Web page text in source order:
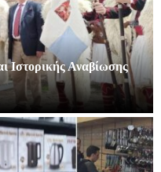
Ιστορικής Αναβίωσης